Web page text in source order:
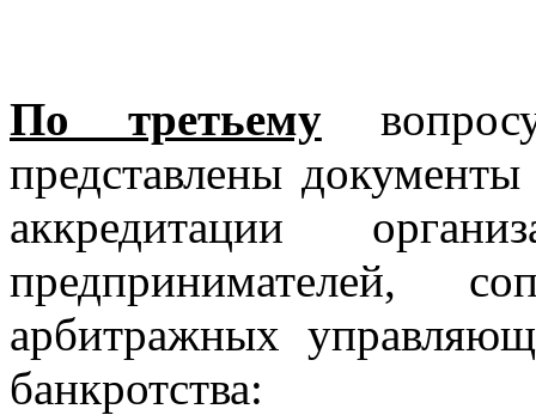
По третьему
представлены
аккредитации
предпринимателей,
арбитражных
банкротства: